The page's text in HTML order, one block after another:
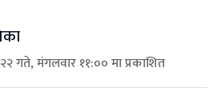
गते, मंगलवार ११:०० मा प्रकाशित